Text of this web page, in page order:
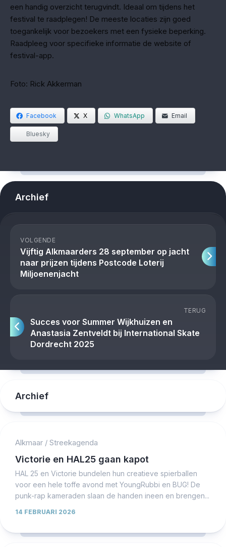
een handig overzicht terugvindt. Ideaal om tijdens het
festival te raadplegen! De meeste locaties zijn goed
toegankelijk voor bezoekers met een fysieke beperking.
Raadpleeg voor specifieke informatie de website of
festival-app.
Foto: Rick Akkerman
Facebook X WhatsApp Email
Bluesky
Archief
VOLGENDE
Vijftig Alkmaarders 28 september op jacht
naar prijzen tijdens Postcode Loterij
Miljoenenjacht
TERUG
Succes voor Summer Wijkhuizen en
Anastasia Zentveldt bij International Skate
Dordrecht 2025
Archief
Alkmaar / Streekagenda
Victorie en HAL25 gaan kapot
HAL 25 en Victorie bundelen hun creatieve spierballen
voor een hele toffe avond met YoungRubbi en BUG! De
punk-rap kameraden slaan de handen ineen en brengen...
14 FEBRUARI 2026